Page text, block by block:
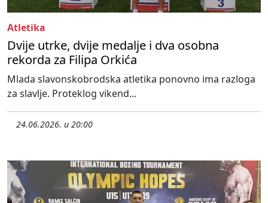
Atletika
Dvije utrke, dvije medalje i dva osobna
rekorda za Filipa Orkića
Mlada slavonskobrodska atletika ponovno ima razloga
za slavlje. Proteklog vikend...
24.06.2026. u 20:00